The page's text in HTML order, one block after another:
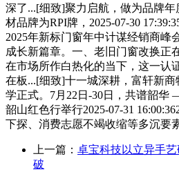
深了...[细致]聚力启航，做为品牌
材品牌为RPI牌，2025-07-30
2025年新标门窗年中计谋经销商峰
成长新篇章。一、老旧门窗改换正
在市场所作白热化的当下，这一认
在板...[细致]十一城深耕，富轩新
学正式。7月22日-30日，共谱韶
韶山红色行举行2025-07-31
下探、消费志愿不竭收缩等多沉要
上一篇： 卓宝科技以立异手
破